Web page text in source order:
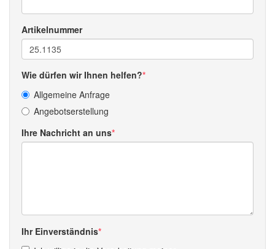
Artikelnummer
Wie dürfen wir Ihnen helfen?
Allgemeine Anfrage
Angebotserstellung
Ihre Nachricht an uns
Ihr Einverständnis